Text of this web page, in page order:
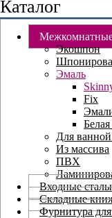
Каталог
Экошпон
Эмаль
Fix
Для ванной
Из массива
ПВХ
Входные
Складные
Фурнитура